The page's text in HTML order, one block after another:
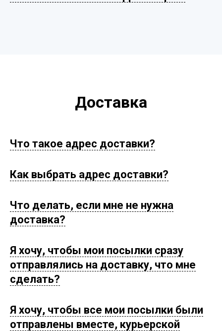
Доставка
Что такое адрес доставки?
Как выбрать адрес доставки?
Что делать, если мне не нужна
доставка?
Я хочу, чтобы мои посылки сразу
отправлялись на доставку, что мне
сделать?
Я хочу, чтобы все мои посылки были
отправлены вместе, курьерской